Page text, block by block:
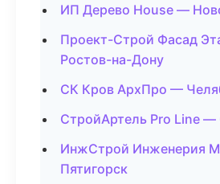
ИП Дерево House —
Проект-Строй Фасад
Ростов-на-Дону
СК Кров АрхПро —
СтройАртель Pro Line
ИнжСтрой Инженерия
Пятигорск